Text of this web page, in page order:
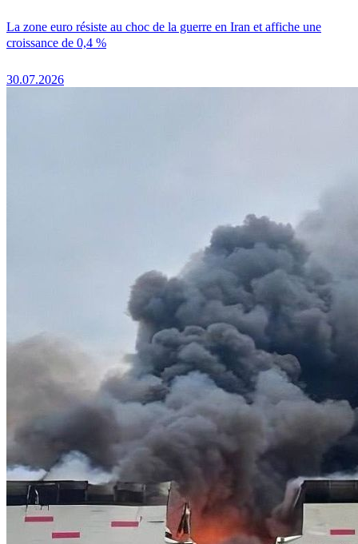
La zone euro résiste au choc de la guerre en Iran et affiche une
croissance de 0,4 %
30.07.2026